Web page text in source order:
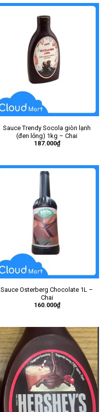
Sauce Trendy Socola giòn lạnh
(đen lỏng) 1kg – Chai
187.000₫
Sauce Osterberg Chocolate 1L –
Chai
160.000₫